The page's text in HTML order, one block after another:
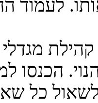
לעמוד
הכנסו